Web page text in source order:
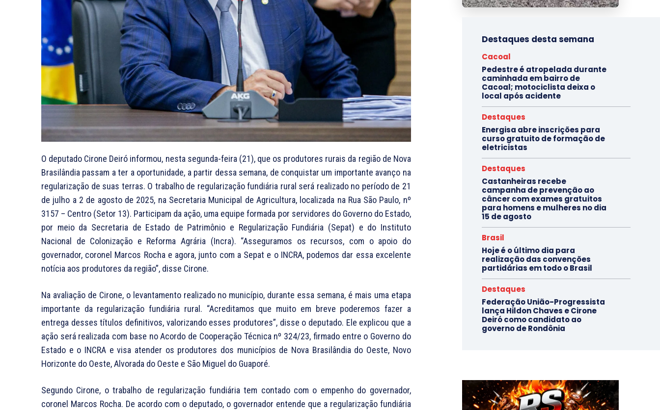
O deputado Cirone Deiró informou, nesta segunda-feira (21), que os produtores rurais da região de Nova
Brasilândia passam a ter a oportunidade, a partir dessa semana, de conquistar um importante avanço na
regularização de suas terras. O trabalho de regularização fundiária rural será realizado no período de 21
de julho a 2 de agosto de 2025, na Secretaria Municipal de Agricultura, localizada na Rua São Paulo, nº
3157 – Centro (Setor 13). Participam da ação, uma equipe formada por servidores do Governo do Estado,
por meio da Secretaria de Estado de Patrimônio e Regularização Fundiária (Sepat) e do Instituto
Nacional de Colonização e Reforma Agrária (Incra). “Asseguramos os recursos, com o apoio do
governador, coronel Marcos Rocha e agora, junto com a Sepat e o INCRA, podemos dar essa excelente
notícia aos produtores da região”, disse Cirone.
Na avaliação de Cirone, o levantamento realizado no município, durante essa semana, é mais uma etapa
importante da regularização fundiária rural. “Acreditamos que muito em breve poderemos fazer a
entrega desses títulos definitivos, valorizando esses produtores”, disse o deputado. Ele explicou que a
ação será realizada com base no Acordo de Cooperação Técnica nº 324/23, firmado entre o Governo do
Estado e o INCRA e visa atender os produtores dos municípios de Nova Brasilândia do Oeste, Novo
Horizonte do Oeste, Alvorada do Oeste e São Miguel do Guaporé.
Segundo Cirone, o trabalho de regularização fundiária tem contado com o empenho do governador,
coronel Marcos Rocha. De acordo com o deputado, o governador entende que a regularização fundiária
Destaques desta semana
Cacoal
Pedestre é atropelada durante
caminhada em bairro de
Cacoal; motociclista deixa o
local após acidente
Destaques
Energisa abre inscrições para
curso gratuito de formação de
eletricistas
Destaques
Castanheiras recebe
campanha de prevenção ao
câncer com exames gratuitos
para homens e mulheres no dia
15 de agosto
Brasil
Hoje é o último dia para
realização das convenções
partidárias em todo o Brasil
Destaques
Federação União-Progressista
lança Hildon Chaves e Cirone
Deiró como candidato ao
governo de Rondônia